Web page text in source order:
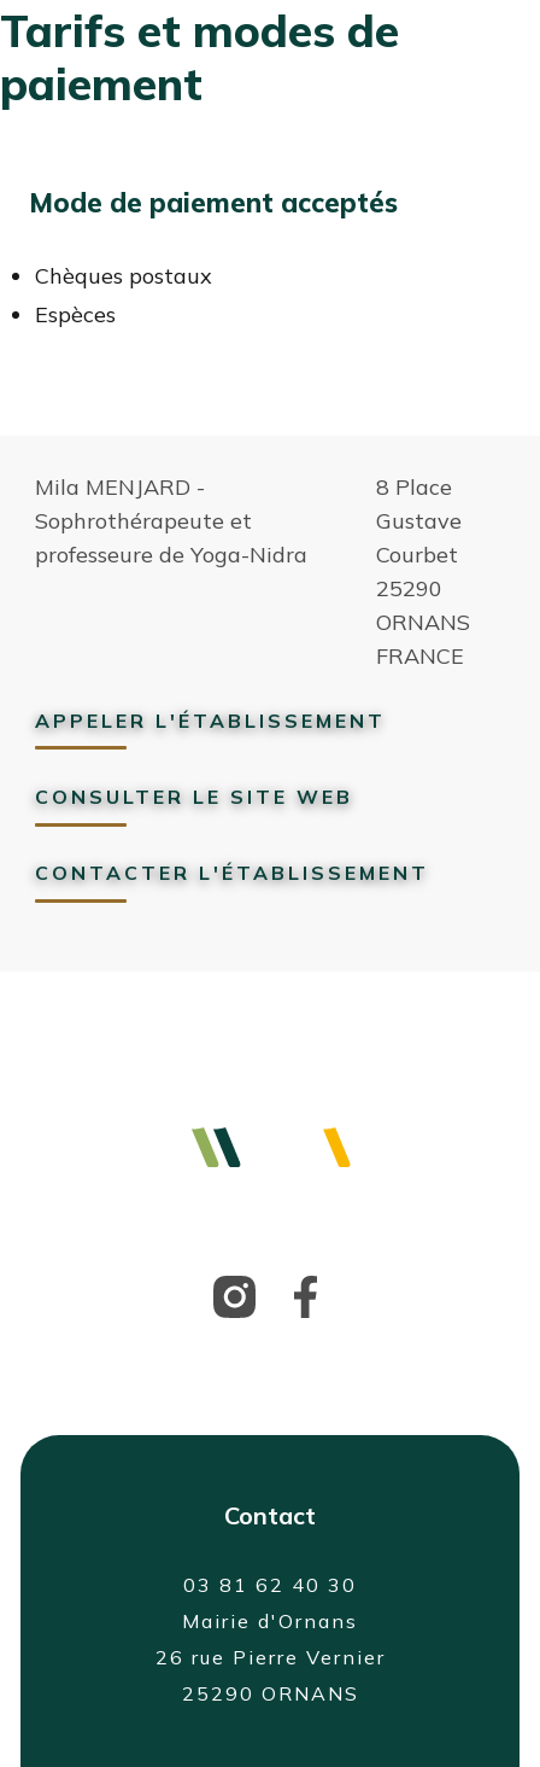
Tarifs et modes de
paiement
Mode de paiement acceptés
Chèques postaux
Espèces
Mila MENJARD -
Sophrothérapeute et
professeure de Yoga-Nidra
8 Place
Gustave
Courbet
25290
ORNANS
FRANCE
APPELER L'ÉTABLISSEMENT
CONSULTER LE SITE WEB
CONTACTER L'ÉTABLISSEMENT
Contact
03 81 62 40 30
Mairie d'Ornans
26 rue Pierre Vernier
25290 ORNANS